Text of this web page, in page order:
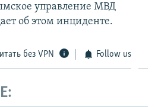
управление МВД
об этом инциденте.
без VPN Follow us